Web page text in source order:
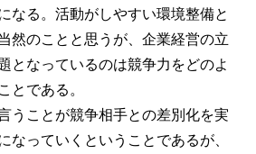
なる。活動がしやすい環境整備と
然のことと思うが、企業経営の立
となっているのは競争力をどのよ
とである。
うことが競争相手との差別化を実
なっていくということであるが、